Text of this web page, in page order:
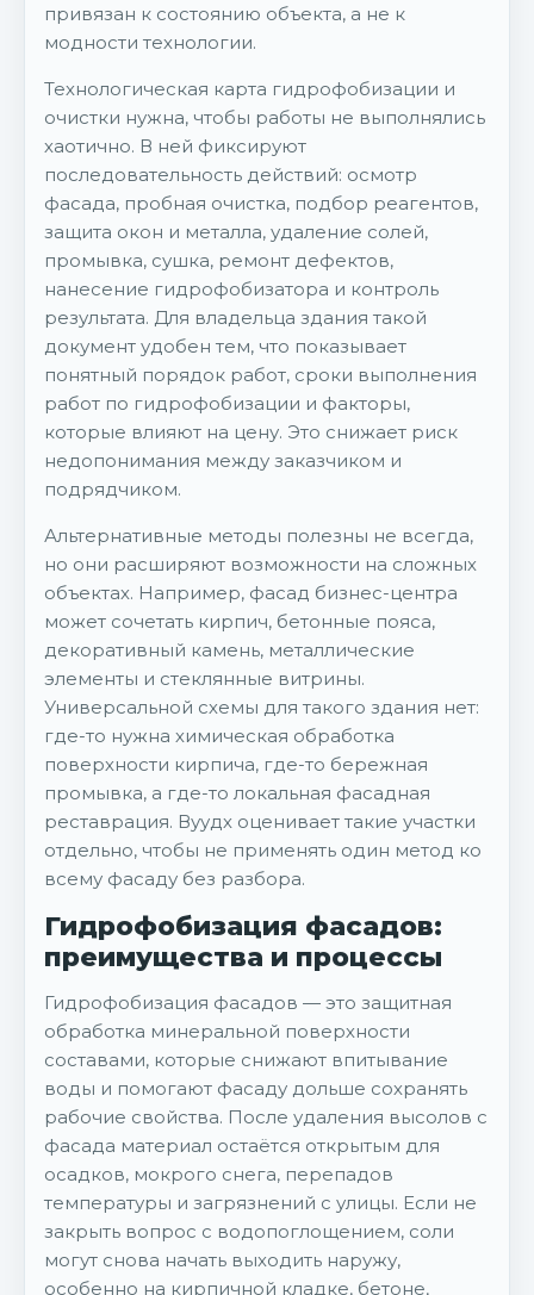
привязан к состоянию объекта, а не к
модности технологии.
Технологическая карта гидрофобизации и
очистки нужна, чтобы работы не выполнялись
хаотично. В ней фиксируют
последовательность действий: осмотр
фасада, пробная очистка, подбор реагентов,
защита окон и металла, удаление солей,
промывка, сушка, ремонт дефектов,
нанесение гидрофобизатора и контроль
результата. Для владельца здания такой
документ удобен тем, что показывает
понятный порядок работ, сроки выполнения
работ по гидрофобизации и факторы,
которые влияют на цену. Это снижает риск
недопонимания между заказчиком и
подрядчиком.
Альтернативные методы полезны не всегда,
но они расширяют возможности на сложных
объектах. Например, фасад бизнес-центра
может сочетать кирпич, бетонные пояса,
декоративный камень, металлические
элементы и стеклянные витрины.
Универсальной схемы для такого здания нет:
где-то нужна химическая обработка
поверхности кирпича, где-то бережная
промывка, а где-то локальная фасадная
реставрация. Вуудх оценивает такие участки
отдельно, чтобы не применять один метод ко
всему фасаду без разбора.
Гидрофобизация фасадов:
преимущества и процессы
Гидрофобизация фасадов — это защитная
обработка минеральной поверхности
составами, которые снижают впитывание
воды и помогают фасаду дольше сохранять
рабочие свойства. После удаления высолов с
фасада материал остаётся открытым для
осадков, мокрого снега, перепадов
температуры и загрязнений с улицы. Если не
закрыть вопрос с водопоглощением, соли
могут снова начать выходить наружу,
особенно на кирпичной кладке, бетоне,